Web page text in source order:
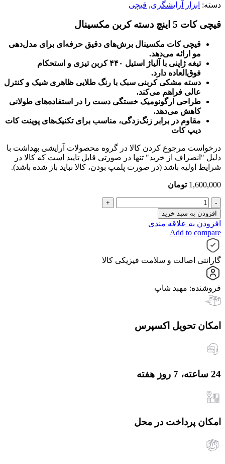
دسته: ابزار آرایشگری, قیچی
قیچی کات 5 اینچ دسته کربن مکسینال
قیچی کات مکسینال برش‌های دقیق حرفه‌ای برای مدل‌دهی
مو ارائه می‌دهد.
تیغه ژاپنی با آلیاژ استیل ۴۴۰ کربن تیزی و استحکام
فوق‌العاده دارد.
دسته مشکی کربنی سبک با رنگ طلایی ظاهری شیک و کنترل
عالی فراهم می‌کند.
طراحی ارگونومیک خستگی دست را در استفاده‌های طولانی
کاهش می‌دهد.
مقاوم در برابر زنگ‌زدگی، مناسب برای تکنیک‌های پوینت کات
دیپ کات
درخواست مرجوع کردن کالا در گروه محصولات آرایشی بهداشت با
دلیل "انصراف از خرید" تنها در صورتی قابل تایید است که کالا در
شرایط اولیه باشد (در صورت پلمپ بودن، کالا نباید باز شده باشد).
1,600,000 تومان
قیچی
کات
5
اینچ
دسته
کربن
مکسینال
عدد
افزودن به سبد خرید
افزودن به علاقه مندی
Add to compare
گارانتی اصالت و سلامت فیزیکی کالا
فروشنده: مهبد شاپ
امکان تحویل اکسپرس
24 ساعته، 7 روز هفته
امکان پرداخت در محل